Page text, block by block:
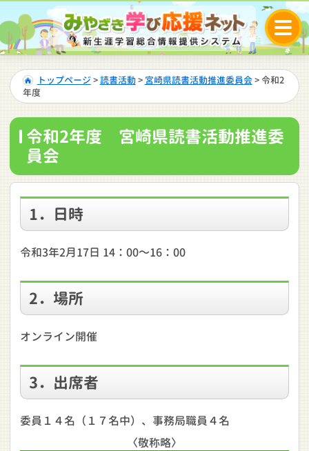
トップページ >読書活動> 宮崎県読書活動推進委員会> 令和2
年度
令和2年度 宮崎県読書活動推進委
員会
1．日時
令和3年2月17日 14：00～16：00
2．場所
オンライン開催
3．出席者
委員１４名（１７名中）、事務局職員４名
〈敬称略〉